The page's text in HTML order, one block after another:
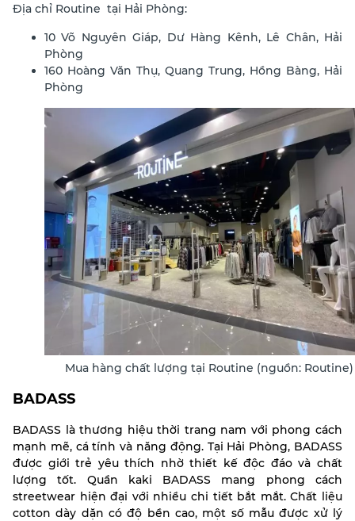
Địa chỉ Routine tại Hải Phòng:
10 Võ Nguyên Giáp, Dư Hàng Kênh, Lê Chân, Hải
Phòng
160 Hoàng Văn Thụ, Quang Trung, Hồng Bàng, Hải
Phòng
Mua hàng chất lượng tại Routine (nguồn: Routine)
BADASS
BADASS là thương hiệu thời trang nam với phong cách
mạnh mẽ, cá tính và năng động. Tại Hải Phòng, BADASS
được giới trẻ yêu thích nhờ thiết kế độc đáo và chất
lượng tốt. Quần kaki BADASS mang phong cách
streetwear hiện đại với nhiều chi tiết bắt mắt. Chất liệu
cotton dày dặn có độ bền cao, một số mẫu được xử lý